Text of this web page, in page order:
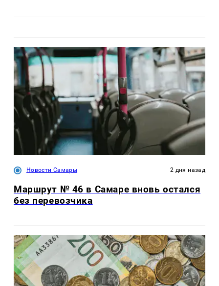
Новости Самары 2 дня назад
Маршрут № 46 в Самаре вновь остался
без перевозчика